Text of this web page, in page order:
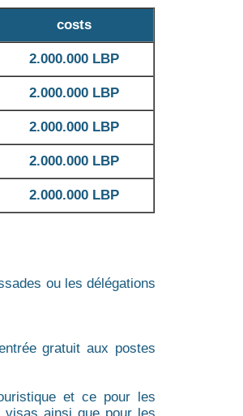
costs
2.000.000 LBP
2.000.000 LBP
2.000.000 LBP
2.000.000 LBP
2.000.000 LBP
ou les délégations
gratuit aux postes
et ce pour les
visas ainsi que pour les